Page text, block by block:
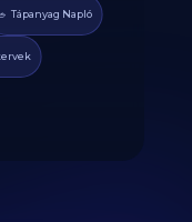
Tápanyag Napló